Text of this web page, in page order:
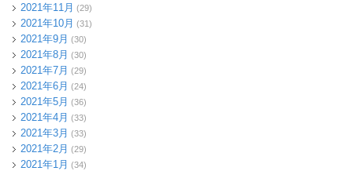
2021年11月 (29)
2021年10月 (31)
2021年9月 (30)
2021年8月 (30)
2021年7月 (29)
2021年6月 (24)
2021年5月 (36)
2021年4月 (33)
2021年3月 (33)
2021年2月 (29)
2021年1月 (34)